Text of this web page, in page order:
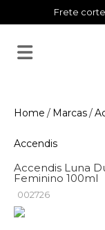
Frete
Marcas
Accendis
Accendis Luna
Feminino 100ml
002726